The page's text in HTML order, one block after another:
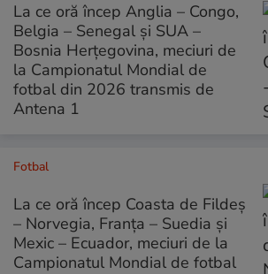
La ce oră încep Anglia – Congo,
Belgia – Senegal și SUA –
Bosnia Herțegovina, meciuri de
la Campionatul Mondial de
fotbal din 2026 transmis de
Antena 1
Fotbal
La ce oră încep Coasta de Fildeș
– Norvegia, Franța – Suedia și
Mexic – Ecuador, meciuri de la
Campionatul Mondial de fotbal